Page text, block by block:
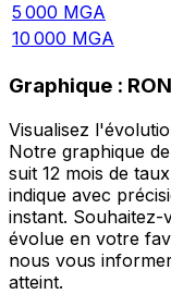
5 000 MGA
10 000 MGA
Graphique :
Visualisez
Notre graphique
suit 12 mois de
indique avec
instant.
évolue en votre
nous vous
atteint.